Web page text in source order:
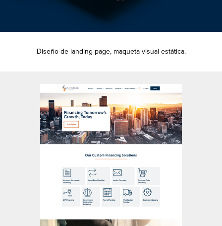
Diseño de landing page, maqueta visual estática.